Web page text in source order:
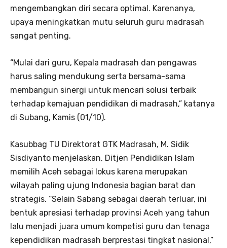
mengembangkan diri secara optimal. Karenanya,
upaya meningkatkan mutu seluruh guru madrasah
sangat penting.
“Mulai dari guru, Kepala madrasah dan pengawas
harus saling mendukung serta bersama-sama
membangun sinergi untuk mencari solusi terbaik
terhadap kemajuan pendidikan di madrasah,” katanya
di Subang, Kamis (01/10).
Kasubbag TU Direktorat GTK Madrasah, M. Sidik
Sisdiyanto menjelaskan, Ditjen Pendidikan Islam
memilih Aceh sebagai lokus karena merupakan
wilayah paling ujung Indonesia bagian barat dan
strategis. “Selain Sabang sebagai daerah terluar, ini
bentuk apresiasi terhadap provinsi Aceh yang tahun
lalu menjadi juara umum kompetisi guru dan tenaga
kependidikan madrasah berprestasi tingkat nasional,”